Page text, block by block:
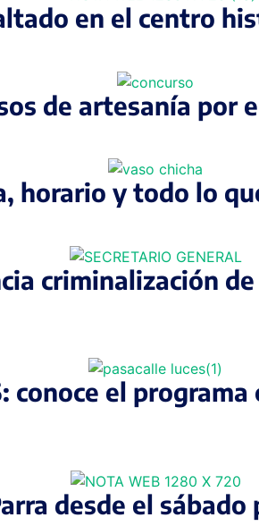
en el centro
de artesanía por
horario y todo lo
criminalización
conoce el
desde el